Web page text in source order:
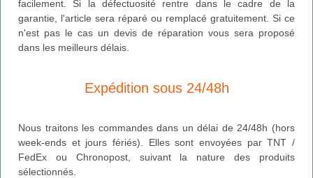
facilement. Si la défectuosité rentre dans le cadre de la
garantie, l'article sera réparé ou remplacé gratuitement. Si ce
n'est pas le cas un devis de réparation vous sera proposé
dans les meilleurs délais.
Expédition sous 24/48h
Nous traitons les commandes dans un délai de 24/48h (hors
week-ends et jours fériés). Elles sont envoyées par TNT /
FedEx ou Chronopost, suivant la nature des produits
sélectionnés.